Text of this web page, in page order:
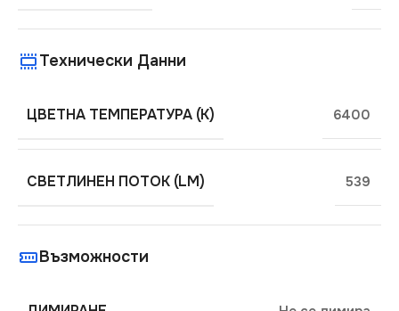
Технически Данни
ЦВЕТНА ТЕМПЕРАТУРА (K) 6400
СВЕТЛИНЕН ПОТОК (LM) 539
Възможности